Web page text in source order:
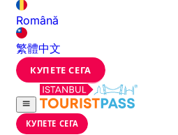
Română
繁體中文
КУПЕТЕ СЕГА
КУПЕТЕ СЕГА